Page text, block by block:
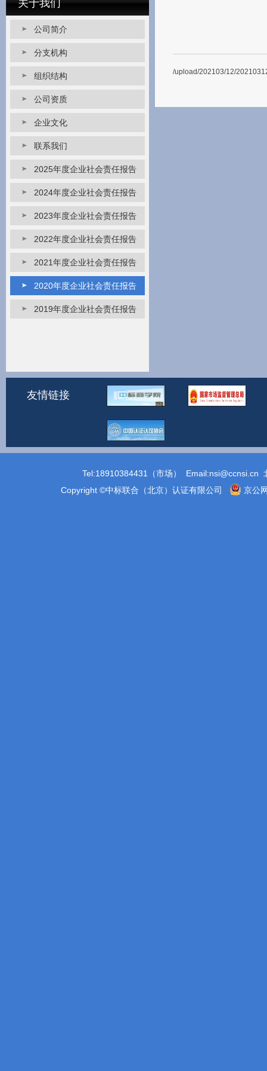
关于我们
公司简介
分支机构
组织结构
公司资质
企业文化
联系我们
2025年度企业社会责任报告
2024年度企业社会责任报告
2023年度企业社会责任报告
2022年度企业社会责任报告
2021年度企业社会责任报告
2020年度企业社会责任报告
2019年度企业社会责任报告
/upload/202103/12/
友情链接
Tel:18910384431（市场） Email:nsi@ccnsi.cn
Copyright ©中标联合（北京）认证有限公司
京公